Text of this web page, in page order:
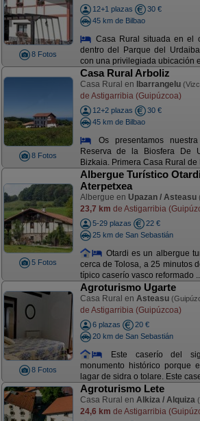
8 Fotos
12+1 plazas
30 €
45 km de Bilbao
Casa Rural situada en el
dentro del Parque del
con una privilegiada ubicación
8 Fotos
Casa Rural Arboliz
Casa Rural en Ibarrangelu
de Astigarribia (Guipúzcoa)
12+2 plazas
30 €
45 km de Bilbao
Os presentamos
Reserva de la Biosfera De
Bizkaia. Primera Casa Rural de
5 Fotos
Albergue Turístico
Aterpetxea
Albergue en Upazan / Asteasu
23,7 km de Astigarribia
5-29 plazas
22 €
25 km de San Sebastián
Otardi es un albergue
cerca de Tolosa, a 25 minutos
típico caserío vasco reformado
8 Fotos
Agroturismo Ugarte
Casa Rural en Asteasu
de Astigarribia (Guipúzcoa)
6 plazas
20 €
20 km de San Sebastián
Este caserío del
monumento histórico porque
lagar de sidra o tolare. Este
Agroturismo Lete
Casa Rural en Alkiza / Alquiza
24,6 km de Astigarribia